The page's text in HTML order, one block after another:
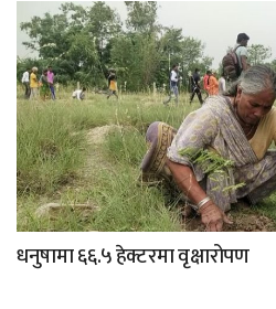
धनुषामा ६६.५ हेक्टरमा वृक्षारोपण